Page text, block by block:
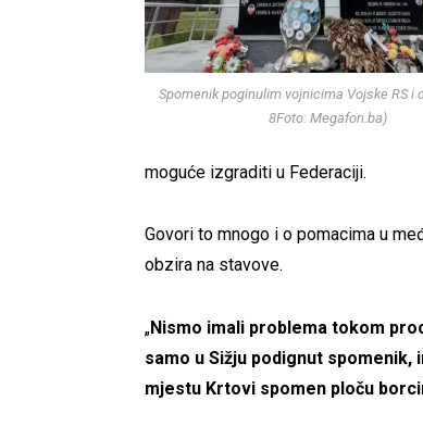
Spomenik poginulim vojnicima Vojske RS i
8Foto: Megafon.ba)
moguće izgraditi u Federaciji.
Govori to mnogo i o pomacima u
obzira na stavove.
„Nismo imali problema tokom
samo u Sižju podignut
mjestu Krtovi spomen ploču